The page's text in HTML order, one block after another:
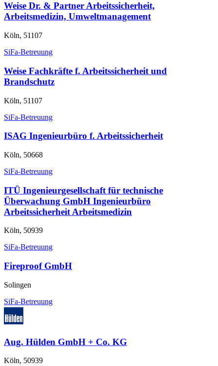
Weise Dr. & Partner Arbeitssicherheit,
Arbeitsmedizin, Umweltmanagement
Köln, 51107
SiFa-Betreuung
Weise Fachkräfte f. Arbeitssicherheit und
Brandschutz
Köln, 51107
SiFa-Betreuung
ISAG Ingenieurbüro f. Arbeitssicherheit
Köln, 50668
SiFa-Betreuung
ITÜ Ingenieurgesellschaft für technische
Überwachung GmbH Ingenieurbüro
Arbeitssicherheit Arbeitsmedizin
Köln, 50939
SiFa-Betreuung
Fireproof GmbH
Solingen
SiFa-Betreuung
Aug. Hülden GmbH + Co. KG
Köln, 50939